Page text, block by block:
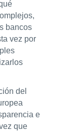
bancos
vez por
del
e
que